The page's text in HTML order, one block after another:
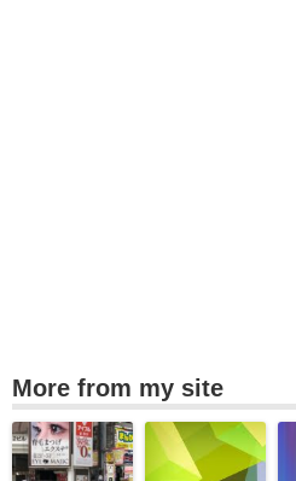
More from my site